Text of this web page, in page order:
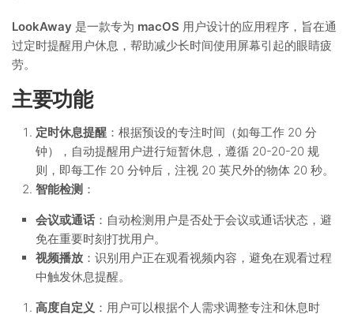
LookAway 是一款专为 macOS 用户设计的应用程序，旨在通
过定时提醒用户休息，帮助减少长时间使用屏幕引起的眼睛疲
劳。
主要功能
定时休息提醒 ：根据预设的专注时间（如每工作 20 分
钟），自动提醒用户进行短暂休息，遵循 20-20-20 规
则，即每工作 20 分钟后，注视 20 英尺外的物体 20 秒。
智能检测 ：
会议或通话 ：自动检测用户是否处于会议或通话状态，避
免在重要时刻打扰用户。
视频播放 ：识别用户正在观看视频内容，避免在观看过程
中触发休息提醒。
高度自定义 ：用户可以根据个人需求调整专注和休息时